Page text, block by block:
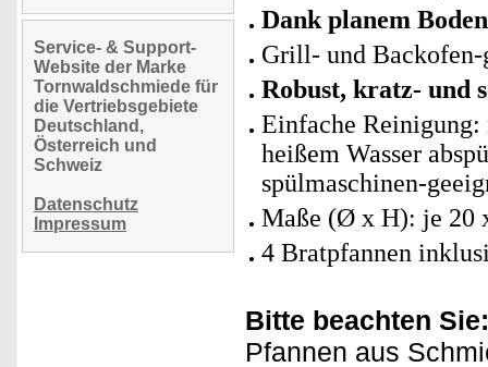
Service- & Support-
Website der Marke
Tornwaldschmiede für
die Vertriebsgebiete
Deutschland,
Österreich und
Schweiz
Datenschutz
Impressum
Dank planem
Grill- und Backofen-
Robust, kratz- und
Einfache Reinigung:
heißem Wasser
spülmaschinen-
Maße (Ø x H): je 20
4 Bratpfannen
Bitte beachten Sie:
Pfannen aus